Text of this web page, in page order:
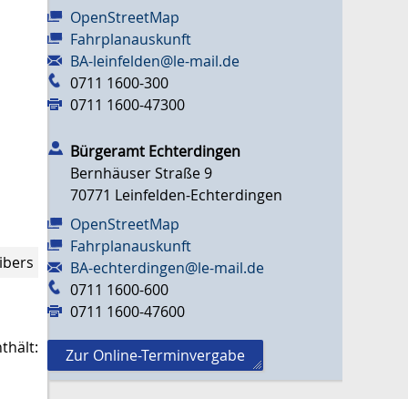
OpenStreetMap
Fahrplanauskunft
BA-leinfelden@le-mail.de
0711 1600-300
0711 1600-47300
Bürgeramt Echterdingen
Bernhäuser Straße 9
70771 Leinfelden-Echterdingen
OpenStreetMap
Fahrplanauskunft
BA-echterdingen@le-mail.de
0711 1600-600
0711 1600-47600
Zur Online-Terminvergabe